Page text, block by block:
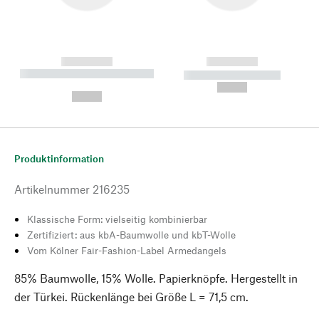
------------
----------- ----------- --------
------------
----------- -----------
Produktinformation
Artikelnummer 216235
Klassische Form: vielseitig kombinierbar
Zertifiziert: aus kbA-Baumwolle und kbT-Wolle
Vom Kölner Fair-Fashion-Label Armedangels
85% Baumwolle, 15% Wolle. Papierknöpfe. Hergestellt in
der Türkei. Rückenlänge bei Größe L = 71,5 cm.